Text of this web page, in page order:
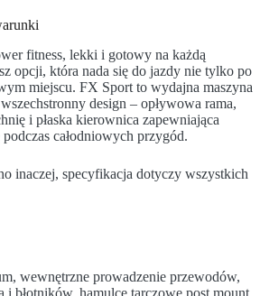
fitness, lekki i gotowy na każdą
opcji, która nada się do jazdy nie tylko po
miejscu. FX Sport to wydajna maszyna
design – opływowa rama,
i płaska kierownica zapewniająca
całodniowych przygód.
inaczej, specyfikacja dotyczy wszystkich
wewnętrzne prowadzenie przewodów,